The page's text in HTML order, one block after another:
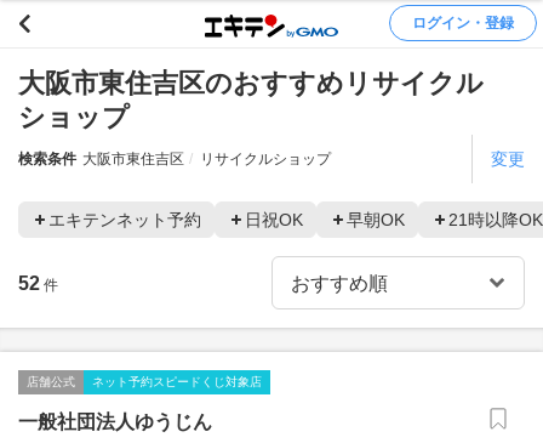
ログイン・登録
大阪市東住吉区のおすすめリサイクル
ショップ
検索条件 大阪市東住吉区 リサイクルショップ 変更
エキテンネット予約 日祝OK 早朝OK 21時以降OK
52 件
店舗公式 ネット予約スピードくじ対象店
一般社団法人ゆうじん